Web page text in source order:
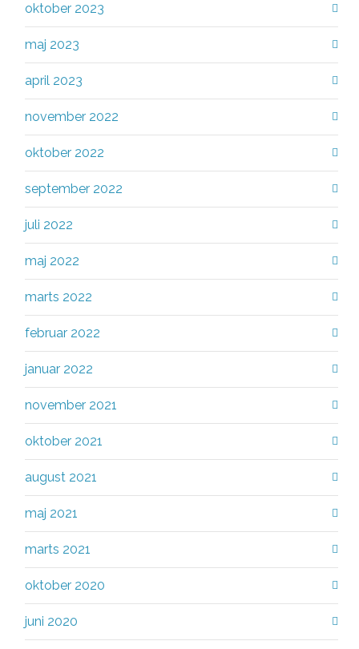
oktober 2023
maj 2023
april 2023
november 2022
oktober 2022
september 2022
juli 2022
maj 2022
marts 2022
februar 2022
januar 2022
november 2021
oktober 2021
august 2021
maj 2021
marts 2021
oktober 2020
juni 2020